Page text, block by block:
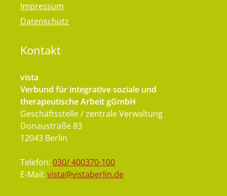
Impressum
Datenschutz
Kontakt
vista
Verbund für integrative soziale und
therapeutische Arbeit gGmbH
Geschäftsstelle / zentrale Verwaltung
Donaustraße 83
12043 Berlin
Telefon: 030/ 400370-100
E-Mail: vista@vistaberlin.de